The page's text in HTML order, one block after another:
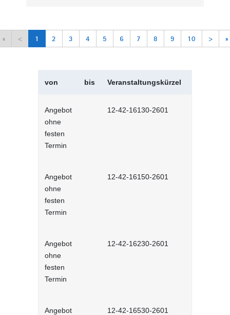
« < 1 2 3 4 5 6 7 8 9 10 > »
von bis Veranstaltungskürzel
Angebot
ohne
festen
Termin
12-42-16130-2601
Angebot
ohne
festen
Termin
12-42-16150-2601
Angebot
ohne
festen
Termin
12-42-16230-2601
Angebot
12-42-16530-2601